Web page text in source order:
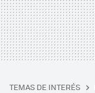
TEMAS DE INTERÉS